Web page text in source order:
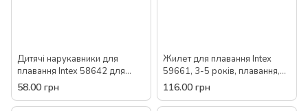
Дитячі нарукавники для
плавання Intex 58642 для
дітей віком 2 років 23*15 см 2
камери захист Інтекс
58.00 грн
Жилет для плавання Intex
59661, 3-5 років, плавання,
басейн, море, вода, для дітей,
літо, надувний
116.00 грн